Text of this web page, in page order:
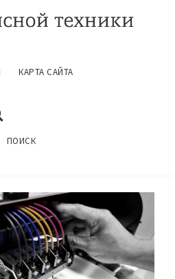
КАРТА САЙТА
ПОИСК
ПРИНТЕРОВ HP